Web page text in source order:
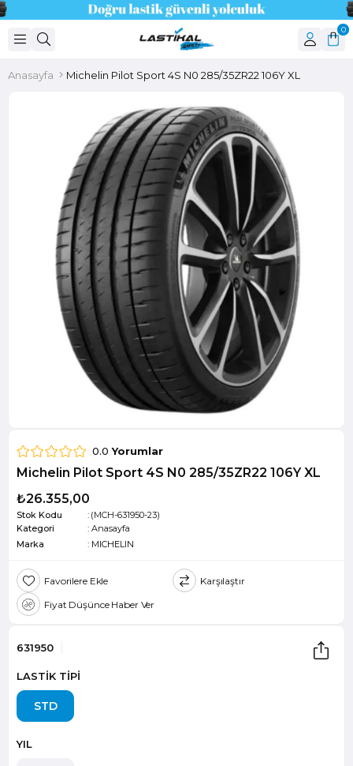
0
Anasayfa Michelin Pilot Sport 4S N0 285/35ZR22 106Y XL
0.0 Yorumlar
Michelin Pilot Sport 4S N0 285/35ZR22 106Y XL
₺26.355,00
Stok Kodu
(MCH-631950-23)
Kategori
: Anasayfa
Marka
: MICHELIN
Favorilere Ekle
Karşılaştır
Fiyat Düşünce Haber Ver
631950
LASTİK TİPİ
STD
YIL